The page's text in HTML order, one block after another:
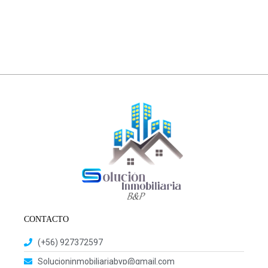
CONTACTO
(+56) 927372597
Solucioninmobiliariabyp@gmail.com